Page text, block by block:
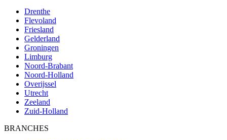
Drenthe
Flevoland
Friesland
Gelderland
Groningen
Limburg
Noord-Brabant
Noord-Holland
Overijssel
Utrecht
Zeeland
Zuid-Holland
BRANCHES